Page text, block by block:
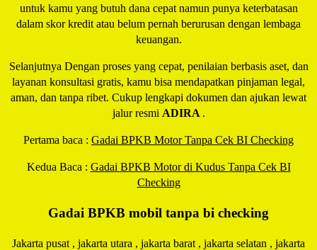
untuk kamu yang butuh dana cepat namun punya keterbatasan
dalam skor kredit atau belum pernah berurusan dengan lembaga
keuangan.
Selanjutnya Dengan proses yang cepat, penilaian berbasis aset, dan
layanan konsultasi gratis, kamu bisa mendapatkan pinjaman legal,
aman, dan tanpa ribet. Cukup lengkapi dokumen dan ajukan lewat
jalur resmi ADIRA .
Pertama baca : Gadai BPKB Motor Tanpa Cek BI Checking
Kedua Baca : Gadai BPKB Motor di Kudus Tanpa Cek BI
Checking
Gadai BPKB mobil tanpa bi checking
Jakarta pusat , jakarta utara , jakarta barat , jakarta selatan , jakarta